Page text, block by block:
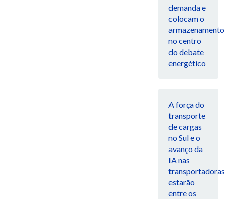
demanda e
colocam o
armazenamento
no centro
do debate
energético
A força do
transporte
de cargas
no Sul e o
avanço da
IA nas
transportadoras
estarão
entre os